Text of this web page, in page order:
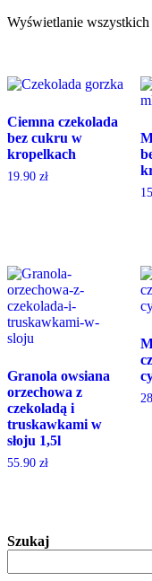
Wyświetlanie
Ciemna czekolada
bez cukru w
kropelkach
19.90 zł
Granola owsiana
orzechowa z
czekoladą i
truskawkami w
słoju 1,5l
55.90 zł
Szukaj